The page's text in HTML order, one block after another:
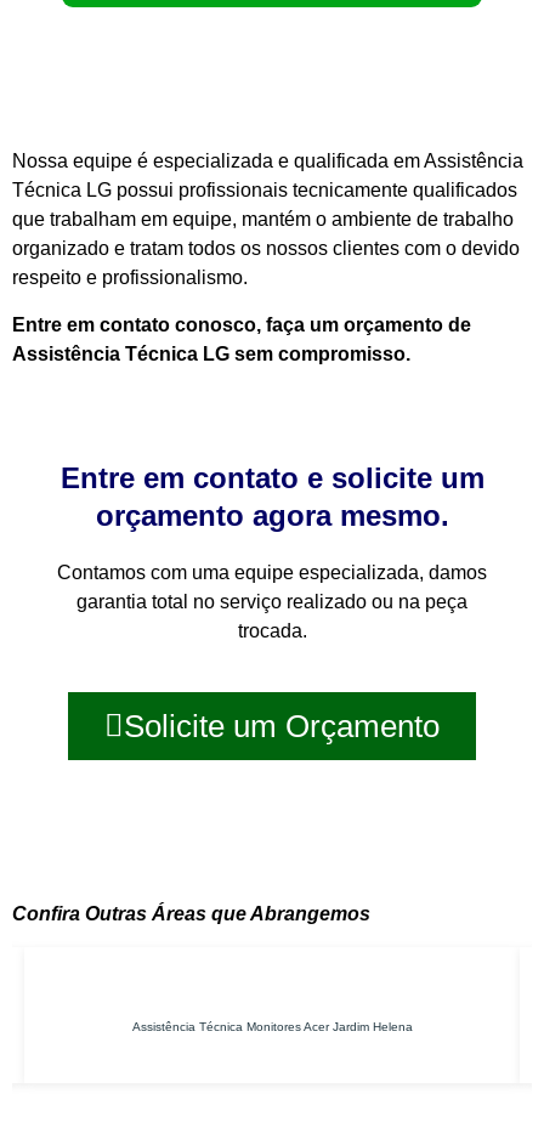
Nossa equipe é especializada e qualificada em Assistência
Técnica LG possui profissionais tecnicamente qualificados
que trabalham em equipe, mantém o ambiente de trabalho
organizado e tratam todos os nossos clientes com o devido
respeito e profissionalismo.
Entre em contato conosco, faça um orçamento de
Assistência Técnica LG sem compromisso.
Entre em contato e solicite um
orçamento agora mesmo.
Contamos com uma equipe especializada, damos
garantia total no serviço realizado ou na peça
trocada.
Solicite um Orçamento
Confira Outras Áreas que Abrangemos
Assistência Técnica Monitores Acer Jardim Helena